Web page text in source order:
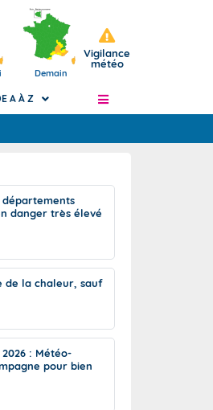
Demain
Vigilance
météo
de J+2 à J+7
intenses à l'échelle
du risque
A À Z
départements
danger très élevé
de la chaleur, sauf
2026 : Météo-
pour bien